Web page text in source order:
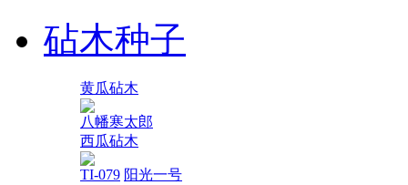
砧木种子
黄瓜砧木
八幡寒太郎
西瓜砧木
TI-079 阳光一号